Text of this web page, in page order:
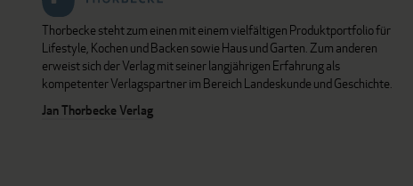
Thorbecke steht zum einen mit einem vielfältigen Produktportfolio für
Lifestyle, Kochen und Backen sowie Haus und Garten. Zum anderen
erweist sich der Verlag mit seiner langjährigen Erfahrung als
kompetenter Verlagspartner im Bereich Landeskunde und Geschichte.
Jan Thorbecke Verlag